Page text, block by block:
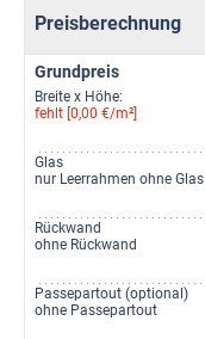
Preisberechnung
Grundpreis
Breite x Höhe:
fehlt [0,00 €/m²]
Glas
nur Leerrahmen ohne Glas
Rückwand
ohne Rückwand
Passepartout (optional)
ohne Passepartout